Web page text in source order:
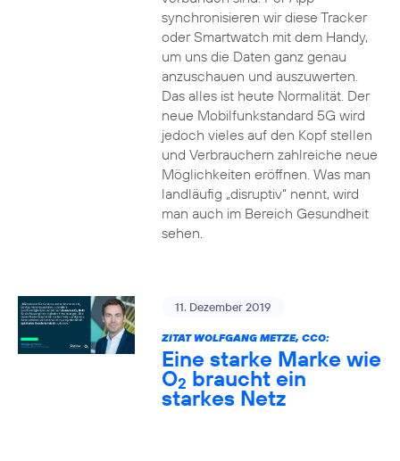
synchronisieren wir diese Tracker
oder Smartwatch mit dem Handy,
um uns die Daten ganz genau
anzuschauen und auszuwerten.
Das alles ist heute Normalität. Der
neue Mobilfunkstandard 5G wird
jedoch vieles auf den Kopf stellen
und Verbrauchern zahlreiche neue
Möglichkeiten eröffnen. Was man
landläufig „disruptiv“ nennt, wird
man auch im Bereich Gesundheit
sehen.
11. Dezember 2019
ZITAT WOLFGANG METZE, CCO:
Eine starke Marke wie
O2 braucht ein
starkes Netz